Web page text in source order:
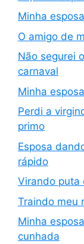
Minha
O amigo de
Não segurei
carnaval
Minha
Perdi a
primo
Esposa
rápido
Virando puta
Traindo meu
Minha
cunhada